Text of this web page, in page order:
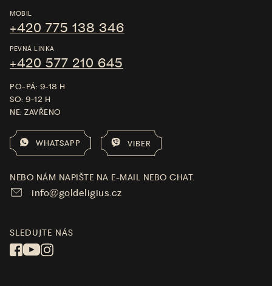
MOBIL
+420 775 138 346
PEVNÁ LINKA
+420 577 210 645
PO-PÁ: 9-18 H
SO: 9-12 H
NE: ZAVŘENO
WHATSAPP VIBER
NEBO NÁM NAPIŠTE NA E-MAIL NEBO CHAT.
info@goldeligius.cz
SLEDUJTE NÁS